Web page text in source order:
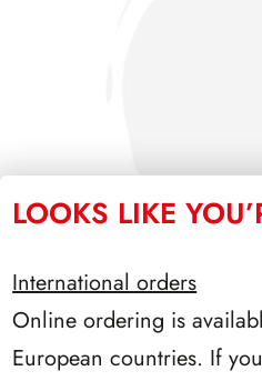
PRESIDENZA
LOOKS LIKE
International orders
Online ordering is
European countries. If